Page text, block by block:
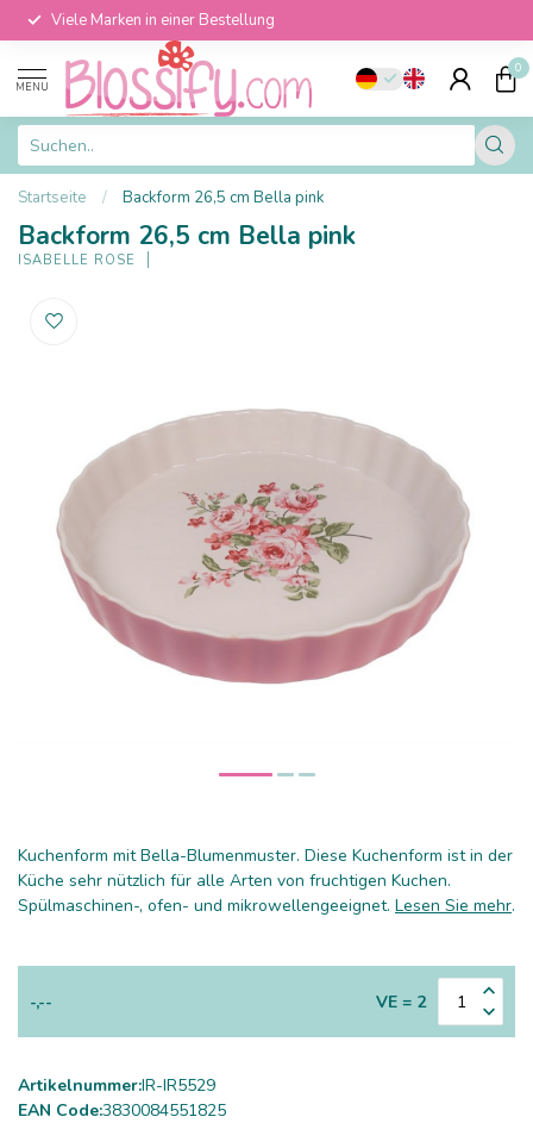
Viele Marken in einer Bestellung
MENU
0
Startseite / Backform 26,5 cm Bella pink
Backform 26,5 cm Bella pink
ISABELLE ROSE
Kuchenform mit Bella-Blumenmuster. Diese Kuchenform ist in der
Küche sehr nützlich für alle Arten von fruchtigen Kuchen.
Spülmaschinen-, ofen- und mikrowellengeeignet. Lesen Sie mehr.
-,-- VE = 2
Artikelnummer:IR-IR5529
EAN Code:3830084551825